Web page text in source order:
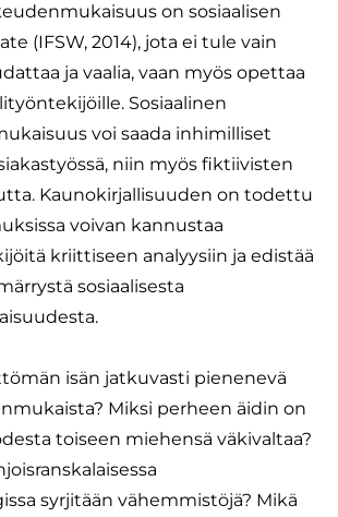
on sosiaalisen
(IFSW, 2014), jota ei tule vain
ja vaalia, vaan myös opettaa
Sosiaalinen
voi saada inhimilliset
niin myös fiktiivisten
Kaunokirjallisuuden on todettu
voivan kannustaa
kriittiseen analyysiin ja edistää
sosiaalisesta
isän jatkuvasti pienenevä
Miksi perheen äidin on
toiseen miehensä väkivaltaa?
syrjitään vähemmistöjä? Mikä